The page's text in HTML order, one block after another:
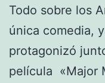
Todo sobre los
única comedia,
protagonizó
película «Major